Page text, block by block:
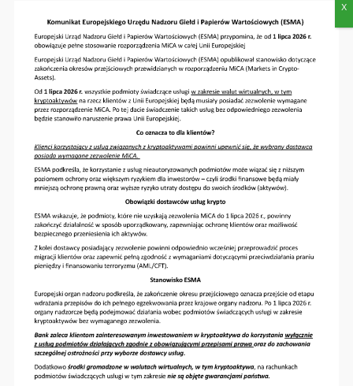
związanych z prowadzoną działalnością możesz skorzystać z
kredytów obrotowego lub kredytu płatniczego.
Produkty powiązane
Rachunek bieżący
Rachunek pomocniczy
Rachunek bieżący w walutach wymienialnych
Karty debetowe
VISA Electron
Maestro
Kredyt obrotowy w rachunku bieżącym
Kredyt płatniczy
X